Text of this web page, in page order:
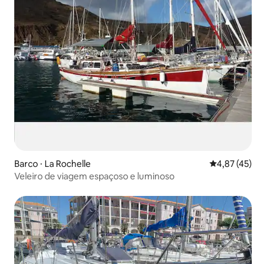
Barco ⋅ La Rochelle 4,87 de uma
4,87 (45)
Veleiro de viagem espaçoso e luminoso